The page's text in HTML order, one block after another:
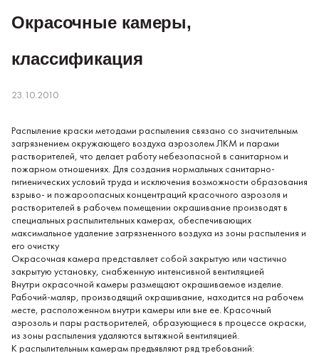
Окрасочные камеры,
классификация
Распыление краски методами распыления связано со значительным
за­грязнением окружающего воздуха аэрозолем ЛКМ и парами
раствори­телей, что делает работу небезопасной в санитарном и
пожарном отно­шениях. Для создания нормальных санитарно-
гигиенических условий труда и исключения возможности образования
взрыво- и пожароопасных концентраций красочного аэрозоля и
растворителей в рабочем по­мещении окрашивание производят в
специальных распылительных ка­мерах, обеспечивающих
максимальное удаление загрязненного воздуха из зоны распыления и
его очистку
Окрасочная камера представляет собой закрытую или частично
закрытую установку, снабженную интенсивной вентиляцией
Внутри окрасочной камеры размещают окрашиваемое изделие.
Рабочий-маляр, производящий окрашивание, находится на рабочем
месте, расположен­ном внутри камеры или вне ее. Красочный
аэрозоль и пары растворите­лей, образующиеся в процессе окраски,
из зоны распыления удаляются вытяжной вентиляцией.
К распылительным камерам предъявляют ряд требований:
23.10.2010